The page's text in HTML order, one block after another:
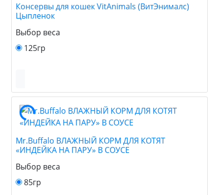
Консервы для кошек VitAnimals (ВитЭнималс)
Цыпленок
Выбор веса
125гр
Mr.Buffalo ВЛАЖНЫЙ КОРМ ДЛЯ КОТЯТ
«ИНДЕЙКА НА ПАРУ» В СОУСЕ
Выбор веса
85гр